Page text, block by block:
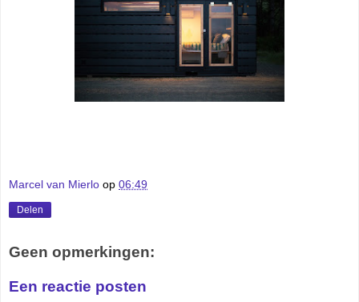
Marcel van Mierlo op 06:49
Delen
Geen opmerkingen:
Een reactie posten